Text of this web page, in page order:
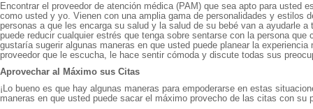
Encontrar el proveedor de atención médica (PAM) que sea apto para
como usted y yo. Vienen con una amplia gama de personalidades y estilos
personas a que les encarga su salud y la salud de su bebé van a ayudarle
puede reducir cualquier estrés que tenga sobre sentarse con la persona
gustaría sugerir algunas maneras en que usted puede planear la
proveedor que le escucha, le hace sentir cómoda y discute todas sus
Aprovechar al Máximo sus Citas
¡Lo bueno es que hay algunas maneras para empoderarse en estas
maneras en que usted puede sacar el máximo provecho de las citas con su